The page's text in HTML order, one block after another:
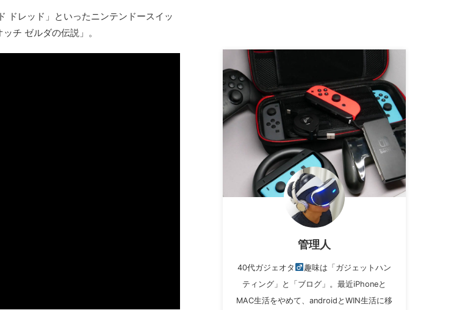
ドレッド」といったニンテンドースイッ
チ ゼルダの伝説」。
管理人
40代ガジェオタ
趣味は「ガジェットハン
ティング」と「ブログ」。最近iPhoneと
MAC生活をやめて、androidとWIN生活に移